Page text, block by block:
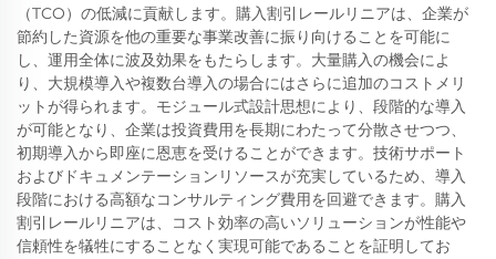
（TCO）の低減に貢献します。購入割引レールリニアは、企業が
節約した資源を他の重要な事業改善に振り向けることを可能に
し、運用全体に波及効果をもたらします。大量購入の機会によ
り、大規模導入や複数台導入の場合にはさらに追加のコストメリ
ットが得られます。モジュール式設計思想により、段階的な導入
が可能となり、企業は投資費用を長期にわたって分散させつつ、
初期導入から即座に恩恵を受けることができます。技術サポート
およびドキュメンテーションリソースが充実しているため、導入
段階における高額なコンサルティング費用を回避できます。購入
割引レールリニアは、コスト効率の高いソリューションが性能や
信頼性を犠牲にすることなく実現可能であることを証明してお